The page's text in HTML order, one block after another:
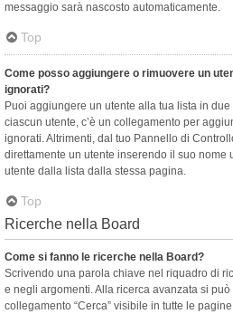
messaggio sarà nascosto automaticamente.
Top
Come posso aggiungere o rimuovere un
ignorati?
Puoi aggiungere un utente alla tua lista in
ciascun utente, c’è un collegamento per
ignorati. Altrimenti, dal tuo Pannello di
direttamente un utente inserendo il suo nome
utente dalla lista dalla stessa pagina.
Top
Ricerche nella Board
Come si fanno le ricerche nella Board?
Scrivendo una parola chiave nel riquadro di
e negli argomenti. Alla ricerca avanzata si può
collegamento “Cerca” visibile in tutte le